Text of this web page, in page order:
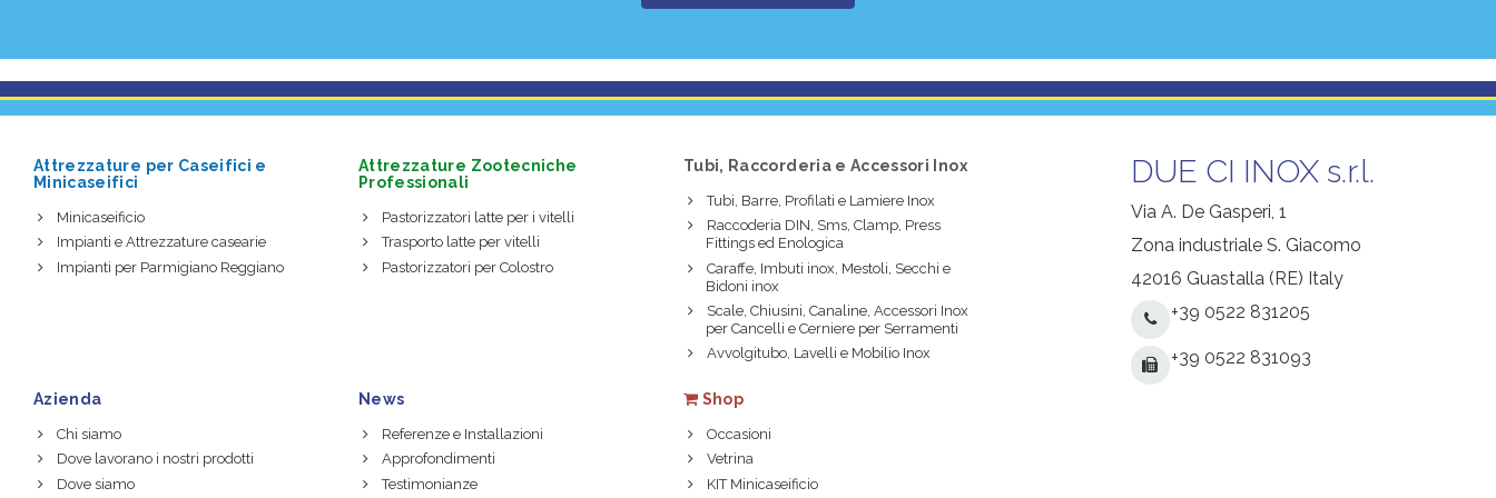
Attrezzature per Caseifici e
Minicaseifici
Minicaseificio
Impianti e Attrezzature casearie
Impianti per Parmigiano Reggiano
Attrezzature Zootecniche
Professionali
Pastorizzatori latte per i vitelli
Trasporto latte per vitelli
Pastorizzatori per Colostro
Tubi, Raccorderia e Accessori Inox
Tubi, Barre, Profilati e Lamiere Inox
Raccoderia DIN, Sms, Clamp, Press
Fittings ed Enologica
Caraffe, Imbuti inox, Mestoli, Secchi e
Bidoni inox
Scale, Chiusini, Canaline, Accessori Inox
per Cancelli e Cerniere per Serramenti
Avvolgitubo, Lavelli e Mobilio Inox
Azienda
Chi siamo
Dove lavorano i nostri prodotti
Dove siamo
News
Referenze e Installazioni
Approfondimenti
Testimonianze
Shop
Occasioni
Vetrina
KIT Minicaseificio
DUE CI INOX s.r.l.
Via A. De Gasperi, 1
Zona industriale S. Giacomo
42016 Guastalla (RE) Italy
+39 0522 831205
+39 0522 831093